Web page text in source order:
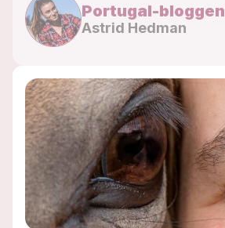
Portugal-bloggen
Astrid Hedman